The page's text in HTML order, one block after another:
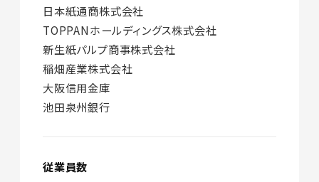
日本紙通商株式会社
TOPPANホールディングス株式会社
新生紙パルプ商事株式会社
稲畑産業株式会社
大阪信用金庫
池田泉州銀行
従業員数